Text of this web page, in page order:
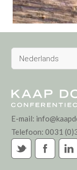
Nederlands
E-mail:
Telefoon:0031